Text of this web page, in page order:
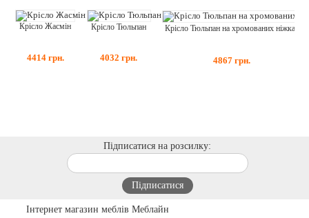
Крісло Жасмін
4414 грн.
Крісло Тюльпан
4032 грн.
Крісло Тюльпан на хромованих ніжках
4867 грн.
Підписатися на розсилку:
Інтернет магазин меблів Меблайн